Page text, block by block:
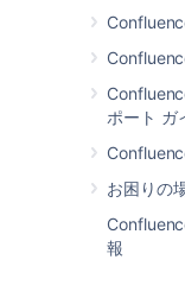
ポート ガ
お困りの
報
ださい
-
初期設
ート
合は、
定する
エク